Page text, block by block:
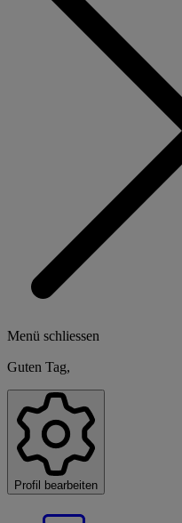
Menü schliessen
Guten Tag,
Profil bearbeiten